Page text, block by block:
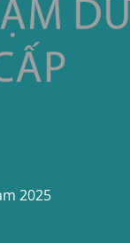
2025